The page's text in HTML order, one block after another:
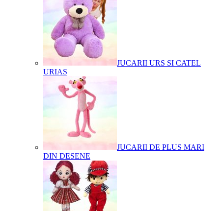
JUCARII URS SI CATEL
URIAS
JUCARII DE PLUS MARI
DIN DESENE